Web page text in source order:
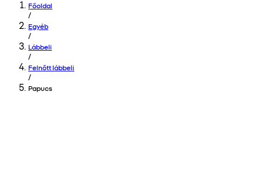
Főoldal
/
Egyéb
/
Lábbeli
/
Felnőtt lábbeli
/
Papucs